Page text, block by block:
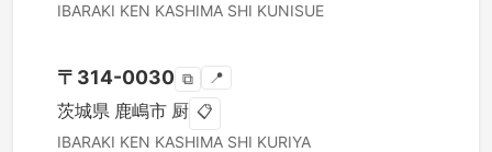
IBARAKI KEN KASHIMA SHI KUNISUE
〒 314-0030 ⧉ 📍
茨城県 鹿嶋市 厨 📋
IBARAKI KEN KASHIMA SHI KURIYA